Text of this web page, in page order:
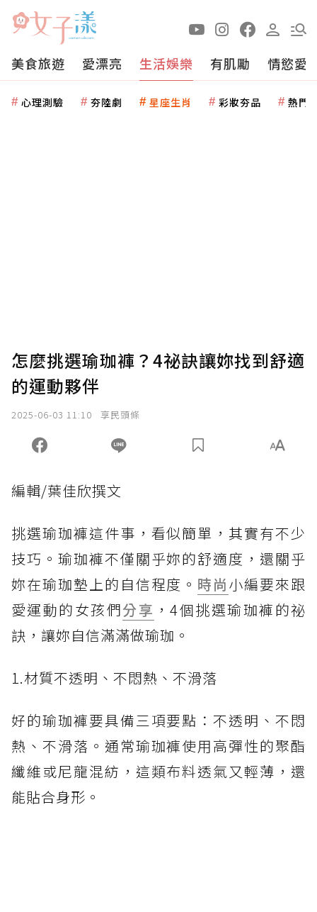
美食旅遊 愛漂亮 生活娛樂 有肌勵 情慾愛
心理測驗 夯陸劇 星座生肖 彩妝夯品 熱門
怎麼挑選瑜珈褲？4祕訣讓妳找到舒適
的運動夥伴
2025-06-03 11:10 享民頭條
編輯/葉佳欣撰文
挑選瑜珈褲這件事，看似簡單，其實有不少
技巧。瑜珈褲不僅關乎妳的舒適度，還關乎
妳在瑜珈墊上的自信程度。 時尚小編要來跟
愛運動的女孩們分享 ，4個挑選瑜珈褲的祕
訣，讓妳自信滿滿做瑜珈。
1.材質不透明、不悶熱、不滑落
好的瑜珈褲要具備三項要點：不透明、不悶
熱、不滑落。通常瑜珈褲使用高彈性的聚酯
纖維或尼龍混紡，這類布料透氣又輕薄，還
能貼合身形。